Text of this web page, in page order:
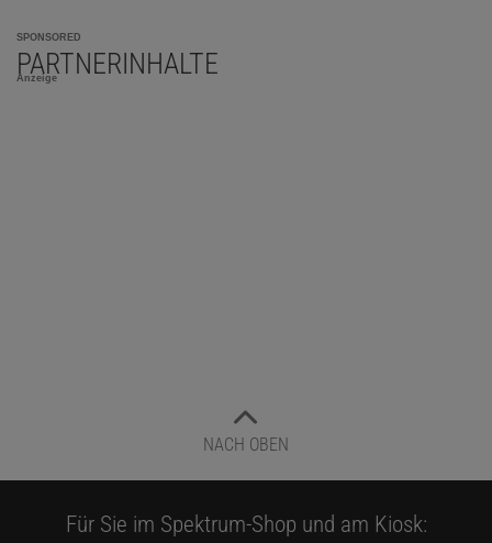
SPONSORED
PARTNERINHALTE
Anzeige
NACH OBEN
Für Sie im Spektrum-Shop und am Kiosk: